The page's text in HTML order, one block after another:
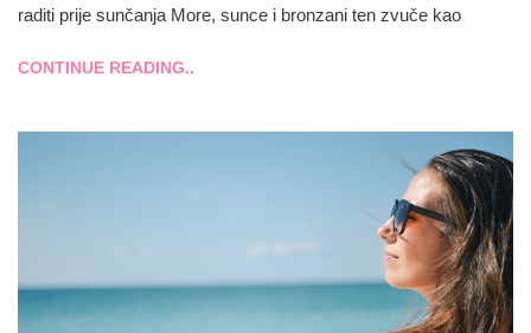
raditi prije sunčanja More, sunce i bronzani ten zvuče kao
CONTINUE READING..